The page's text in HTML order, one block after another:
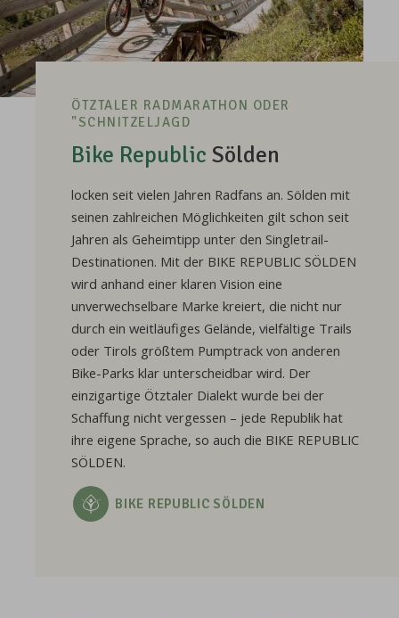
ÖTZTALER RADMARATHON ODER
"SCHNITZELJAGD
Bike Republic Sölden
locken seit vielen Jahren Radfans an. Sölden mit
seinen zahlreichen Möglichkeiten gilt schon seit
Jahren als Geheimtipp unter den Singletrail-
Destinationen. Mit der BIKE REPUBLIC SÖLDEN
wird anhand einer klaren Vision eine
unverwechselbare Marke kreiert, die nicht nur
durch ein weitläufiges Gelände, vielfältige Trails
oder Tirols größtem Pumptrack von anderen
Bike-Parks klar unterscheidbar wird. Der
einzigartige Ötztaler Dialekt wurde bei der
Schaffung nicht vergessen – jede Republik hat
ihre eigene Sprache, so auch die BIKE REPUBLIC
SÖLDEN.
BIKE REPUBLIC SÖLDEN